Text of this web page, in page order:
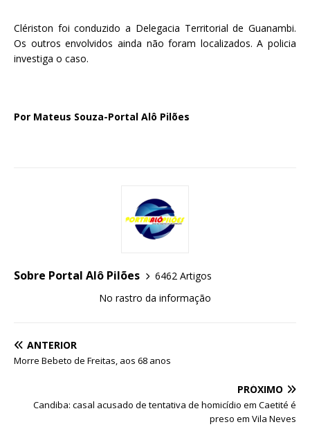
Clériston foi conduzido a Delegacia Territorial de Guanambi.
Os outros envolvidos ainda não foram localizados. A policia
investiga o caso.
Por Mateus Souza-Portal Alô Pilões
Sobre Portal Alô Pilões
6462 Artigos
No rastro da informação
ANTERIOR
Morre Bebeto de Freitas, aos 68 anos
PRÓXIMO
Candiba: casal acusado de tentativa de homicídio em Caetité é
preso em Vila Neves